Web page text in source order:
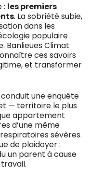
: les premiers
. La sobriété subie,
dans les
populaire
Banlieues Climat
ces savoirs
et transformer
une enquête
— territoire le plus
appartement
d’une même
sévères.
de plaidoyer :
un parent à cause